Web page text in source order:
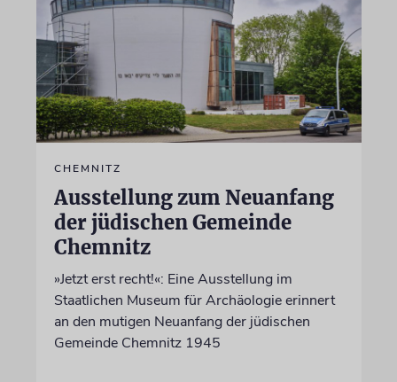
CHEMNITZ
Ausstellung zum Neuanfang
der jüdischen Gemeinde
Chemnitz
»Jetzt erst recht!«: Eine Ausstellung im
Staatlichen Museum für Archäologie erinnert
an den mutigen Neuanfang der jüdischen
Gemeinde Chemnitz 1945